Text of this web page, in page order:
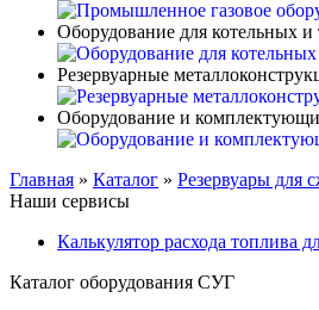
Оборудование для котельных и
Резервуарные
Оборудование и
Главная » Каталог » Резервуары для
Наши сервисы
Калькулятор расхода топлива
Каталог оборудования СУГ